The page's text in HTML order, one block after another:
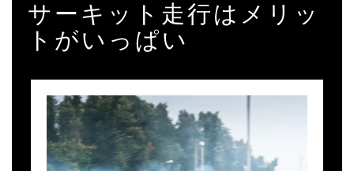
サーキット走行はメリッ
トがいっぱい